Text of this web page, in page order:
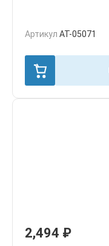
Артикул AT-05071
2,494 ₽